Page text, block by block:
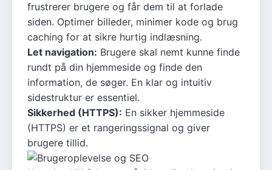
frustrerer brugere og får dem til at forlade
siden. Optimer billeder, minimer kode og brug
caching for at sikre hurtig indlæsning.
Let navigation: Brugere skal nemt kunne finde
rundt på din hjemmeside og finde den
information, de søger. En klar og intuitiv
sidestruktur er essentiel.
Sikkerhed (HTTPS): En sikker hjemmeside
(HTTPS) er et rangeringssignal og giver
brugere tillid.